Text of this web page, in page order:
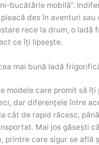
bucătărie mobilă”.
des în aventuri sau
rece la drum, o ladă
ce îți lipsește.
mai bună ladă
modele care promit să îți
dar diferențele între
cât de rapid răcesc,
Mai jos găsești
printre care sigur se află